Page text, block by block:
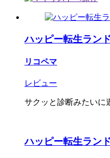
ハッピー転生ラン
リコペマ
レビュー
サクッと診断みたいに
ハッピー転生ラン